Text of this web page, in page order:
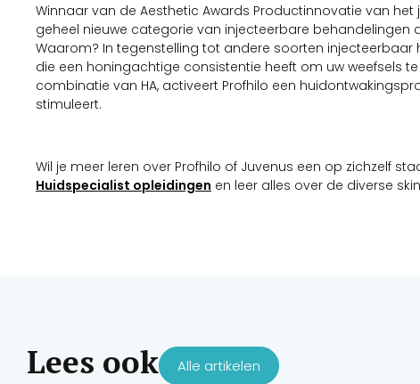
Winnaar van de Aesthetic Awards Productinnovatie van
geheel nieuwe categorie van injecteerbare behandelingen
Waarom? In tegenstelling tot andere soorten injecteerbaar
die een honingachtige consistentie heeft om uw weefsels
combinatie van HA, activeert Profhilo een
stimuleert.
Wil je meer leren over Profhilo of Juvenus een op zichzelf
Huidspecialist opleidingen en leer alles over de diverse
Lees ook Alle artikelen